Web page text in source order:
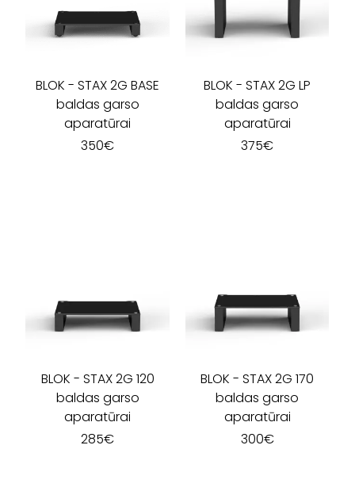
BLOK -STAX 2G BASE
baldas garso
aparatūrai
350€
BLOK -STAX 2G LP
baldas garso
aparatūrai
375€
BLOK - STAX 2G 120
baldas garso
aparatūrai
285€
BLOK -STAX 2G 170
baldas garso
aparatūrai
300€